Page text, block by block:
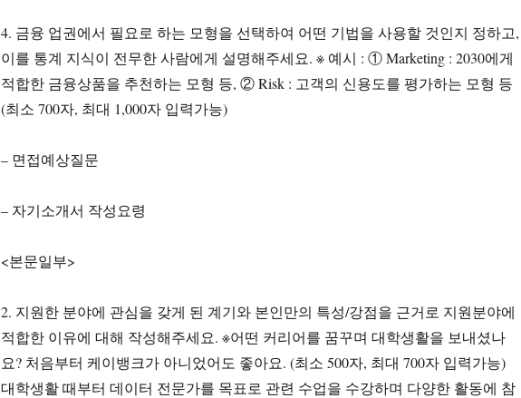
4. 금융 업권에서 필요로 하는 모형을 선택하여 어떤 기법을 사용할 것인지 정하고,
이를 통계 지식이 전무한 사람에게 설명해주세요. ※ 예시 : ① Marketing : 2030에게
적합한 금융상품을 추천하는 모형 등, ② Risk : 고객의 신용도를 평가하는 모형 등
(최소 700자, 최대 1,000자 입력가능)
– 면접예상질문
– 자기소개서 작성요령
<본문일부>
2. 지원한 분야에 관심을 갖게 된 계기와 본인만의 특성/강점을 근거로 지원분야에
적합한 이유에 대해 작성해주세요. ※어떤 커리어를 꿈꾸며 대학생활을 보내셨나
요? 처음부터 케이뱅크가 아니었어도 좋아요. (최소 500자, 최대 700자 입력가능)
대학생활 때부터 데이터 전문가를 목표로 관련 수업을 수강하며 다양한 활동에 참